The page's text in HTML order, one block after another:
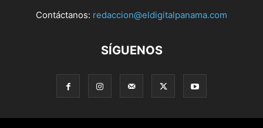
Contáctanos: redaccion@eldigitalpanama.com
SÍGUENOS